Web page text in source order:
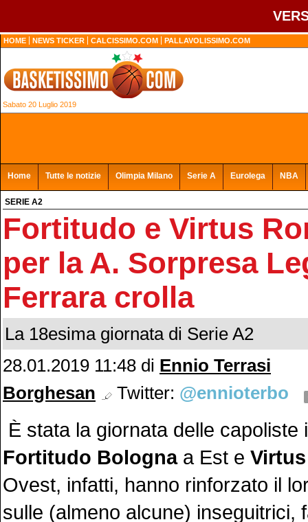
HOME NEWS TICKER CALCISSIMO.COM PALLAVOLISSIMO.COM
Sabato 20 Luglio 2019
Home Tutte le notizie Olimpia Milano Serie A Eurolega NBA
SERIE A2
Fortitudo e Virtus
per la A. Sorpresa
Ferrara crolla
La 18esima giornata di Serie A2
28.01.2019 11:48 di Ennio Terrasi
Borghesan
Twitter: @ennioterbo
È stata la giornata delle capoliste
Fortitudo Bolognaa Est e
Ovest, infatti, hanno rinforzato il
sulle (almeno alcune) inseguitrici,